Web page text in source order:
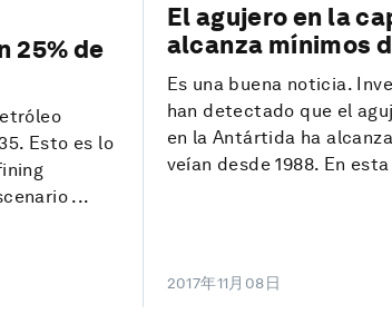
25% de
Esto es lo
...
El agujero en la
alcanza mínimos
Es una buena noticia.
han detectado que el
en la Antártida ha
veían desde 1988. En
2017年11月08日